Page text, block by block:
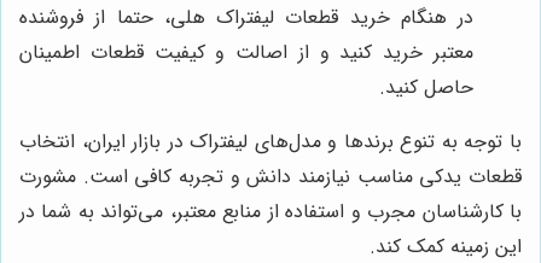
در هنگام خرید قطعات لیفتراک هلی، حتما از فروشنده
معتبر خرید کنید و از اصالت و کیفیت قطعات اطمینان
حاصل کنید.
با توجه به تنوع برندها و مدل‌های لیفتراک در بازار ایران، انتخاب
قطعات یدکی مناسب نیازمند دانش و تجربه کافی است. مشورت
با کارشناسان مجرب و استفاده از منابع معتبر، می‌تواند به شما در
این زمینه کمک کند.